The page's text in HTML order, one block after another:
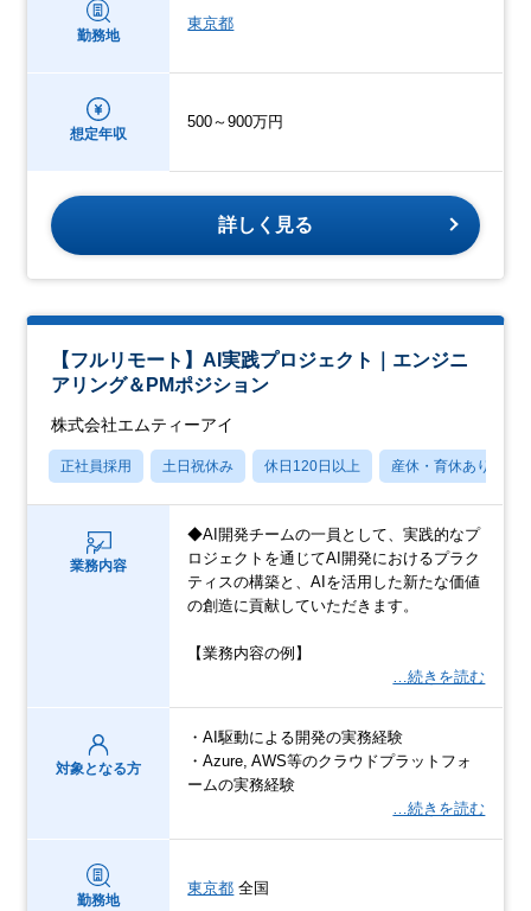
勤務地
東京都
想定年収
500～900万円
詳しく見る
【フルリモート】AI実践プロジェクト｜エンジニ
アリング＆PMポジション
株式会社エムティーアイ
正社員採用 土日祝休み 休日120日以上 産休・育休あり
業務内容
◆AI開発チームの一員として、実践的なプ
ロジェクトを通じてAI開発におけるプラク
ティスの構築と、AIを活用した新たな価値
の創造に貢献していただきます。
【業務内容の例】
…続きを読む
対象となる方
・AI駆動による開発の実務経験
・Azure, AWS等のクラウドプラットフォ
ームの実務経験
…続きを読む
勤務地
東京都 全国